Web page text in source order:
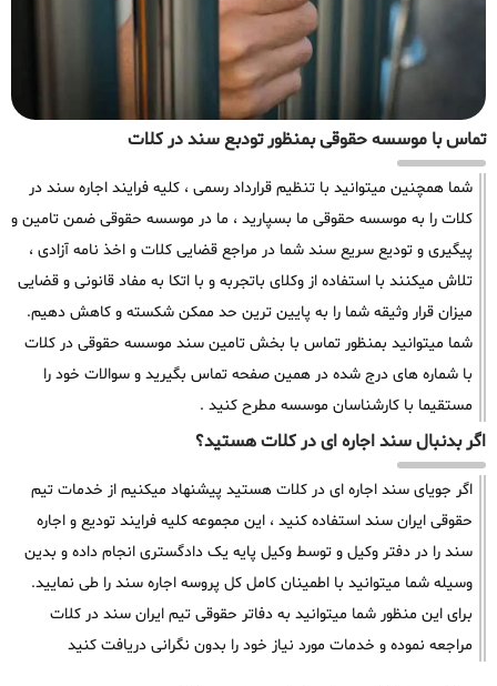
تماس با موسسه حقوقی بمنظور تودبع سند در کلات
شما همچنین میتوانید با تنظیم قرارداد رسمی ، کلیه فرایند اجاره سند در
کلات را به موسسه حقوقی ما بسپارید ، ما در موسسه حقوقی ضمن تامین و
پیگیری و تودیع سریع سند شما در مراجع قضایی کلات و اخذ نامه آزادی ،
تلاش میکنند با استفاده از وکلای باتجربه و با اتکا به مفاد قانونی و قضایی
میزان قرار وثیقه شما را به پایین ترین حد ممکن شکسته و کاهش دهیم.
شما میتوانید بمنظور تماس با بخش تامین سند موسسه حقوقی در کلات
با شماره های درج شده در همین صفحه تماس بگیرید و سوالات خود را
مستقیما با کارشناسان موسسه مطرح کنید .
اگر بدنبال سند اجاره ای در کلات هستید؟
اگر جویای سند اجاره ای در کلات هستید پیشنهاد میکنیم از خدمات تیم
حقوقی ایران سند استفاده کنید ، این مجموعه کلیه فرایند تودیع و اجاره
سند را در دفتر وکیل و توسط وکیل پایه یک دادگستری انجام داده و بدین
وسیله شما میتوانید با اطمینان کامل کل پروسه اجاره سند را طی نمایید.
برای این منظور شما میتوانید به دفاتر حقوقی تیم ایران سند در کلات
مراجعه نموده و خدمات مورد نیاز خود را بدون نگرانی دریافت کنید